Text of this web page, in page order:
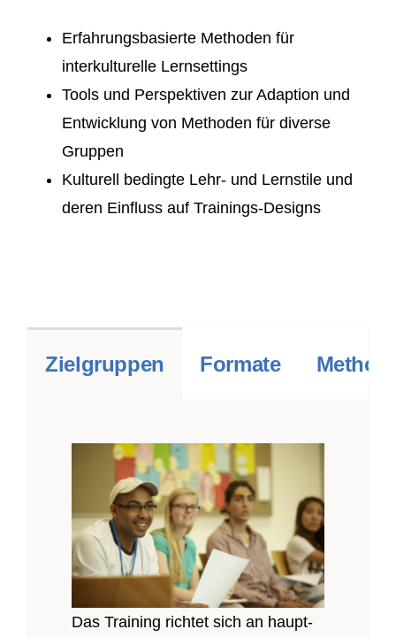
Erfahrungsbasierte Methoden für
interkulturelle Lernsettings
Tools und Perspektiven zur Adaption und
Entwicklung von Methoden für diverse
Gruppen
Kulturell bedingte Lehr- und Lernstile und
deren Einfluss auf Trainings-Designs
Zielgruppen Formate
Das Training richtet sich an haupt-